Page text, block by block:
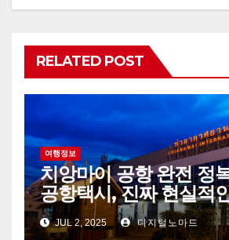
RELATED POST
여행정보
치앙마이 공항 완전 정
공항택시, 진짜 현실적
이드JUL 2, 2025 디지털노마드